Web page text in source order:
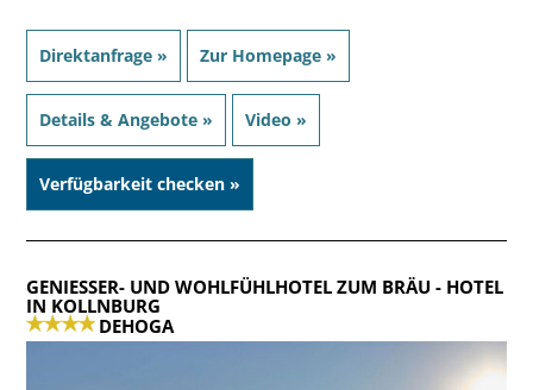
Direktanfrage » Zur Homepage »
Details & Angebote » Video »
Verfügbarkeit checken »
GENIESSER- UND WOHLFÜHLHOTEL ZUM BRÄU
- HOTEL
IN KOLLNBURG
DEHOGA